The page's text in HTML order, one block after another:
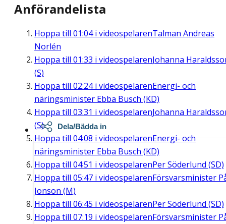
Anförandelista
Hoppa till 01:04i videospelarenTalman Andreas
Norlén
Hoppa till 01:33 i videospelarenJohanna
(S)
Hoppa till 02:24i videospelarenEnergi- och
näringsminister Ebba Busch (KD)
Hoppa till 03:31 i videospelarenJohanna
(S)
Hoppa till 04:08 i videospelarenEnergi- och
näringsminister Ebba Busch (KD)
Hoppa till 04:51 i videospelarenPer Söderlund (SD)
Hoppa till 05:47 i videospelarenFörsvarsminister
Jonson (M)
Hoppa till 06:45 i videospelarenPer Söderlund (SD)
Hoppa till 07:19 i videospelarenFörsvarsminister
Dela/Bädda in